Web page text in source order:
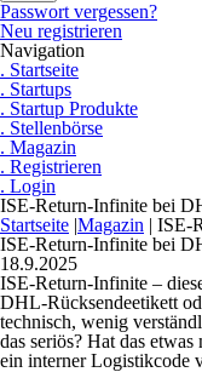
Passwort vergessen?
Neu registrieren
Navigation
. Startseite
. Startups
. Startup Produkte
. Stellenbörse
. Magazin
. Registrieren
. Login
ISE-Return-Infinite bei
Startseite |Magazin | ISE-
ISE-Return-Infinite bei
18.9.2025
ISE-Return-Infinite –
DHL-Rücksendeetikett
technisch, wenig
das seriös? Hat das
ein interner Logistikcode